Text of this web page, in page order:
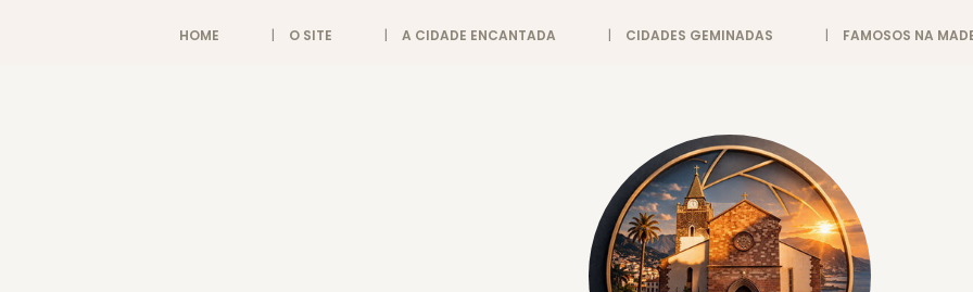
HOME O SITE A CIDADE ENCANTADA CIDADES GEMINADAS FAMOSOS NA